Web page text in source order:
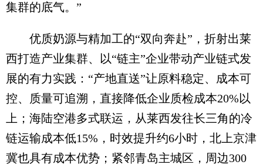
集群的底气。”
优质奶源与精加工的“双向奔赴”，折射出莱
西打造产业集群、以“链主”企业带动产业链式发
展的有力实践：“产地直送”让原料稳定、成本可
控、质量可追溯，直接降低企业质检成本20%以
上；海陆空港多式联运，从莱西发往长三角的冷
链运输成本低15%，时效提升约6小时，北上京津
冀也具有成本优势；紧邻青岛主城区，周边300